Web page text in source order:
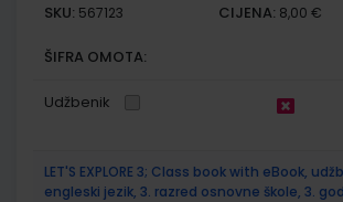
SKU: 567123 CIJENA: 8,00 €
ŠIFRA OMOTA:
Udžbenik
LET'S EXPLORE 3; Class book with eBook,
engleski jezik, 3. razred osnovne škole, 3.